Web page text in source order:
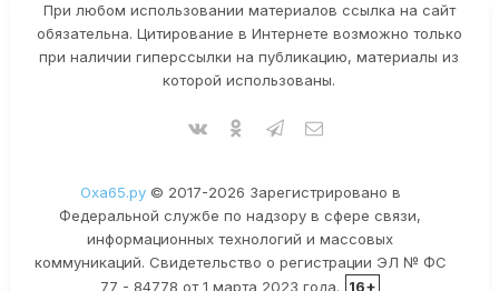
При любом использовании материалов ссылка на сайт
обязательна. Цитирование в Интернете возможно только
при наличии гиперссылки на публикацию, материалы из
которой использованы.
Оха65.ру© 2017-2026 Зарегистрировано в
Федеральной службе по надзору в сфере связи,
информационных технологий и массовых
коммуникаций. Свидетельство о регистрации ЭЛ № ФС
77 - 84778 от 1 марта 2023 года.
16+